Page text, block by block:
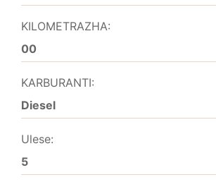
KILOMETRAZHA:
00
KARBURANTI:
Diesel
Ulese:
5